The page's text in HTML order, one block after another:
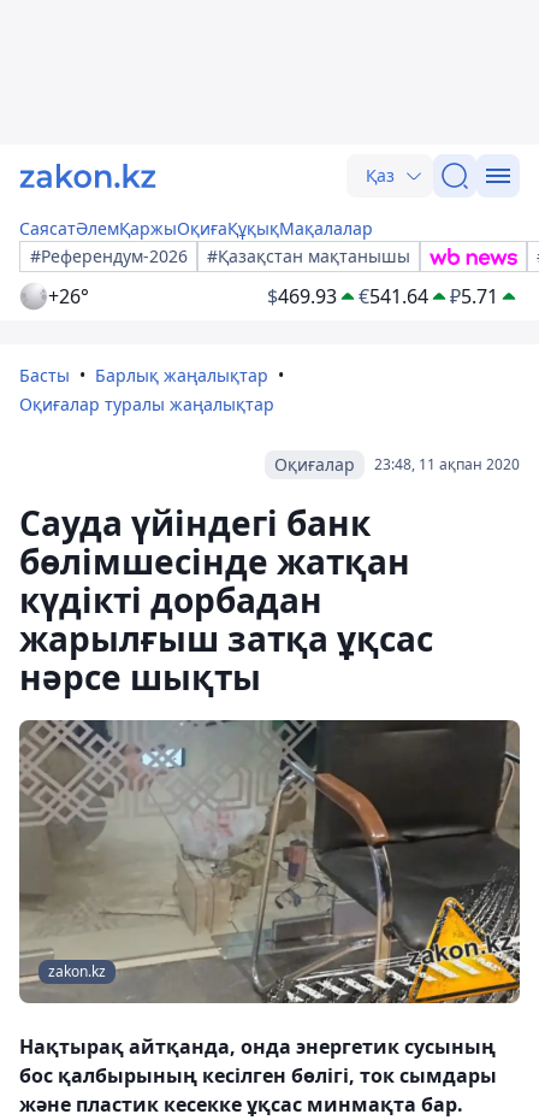
Қаз
СаясатӘлемҚаржыОқиғаҚұқықМақалалар
#Референдум-2026
#Қазақстан мақтанышы
+26° $469.93 €541.64 ₽5.71
Басты
Барлық жаңалықтар
Оқиғалар туралы жаңалықтар
23:48, 11 ақпан 2020
Оқиғалар
Сауда үйіндегі банк
бөлімшесінде жатқан
күдікті дорбадан
жарылғыш затқа ұқсас
нәрсе шықты
zakon.kz
Нақтырақ айтқанда, онда энергетик сусының
бос қалбырының кесілген бөлігі, ток сымдары
және пластик кесекке ұқсас минмақта бар.